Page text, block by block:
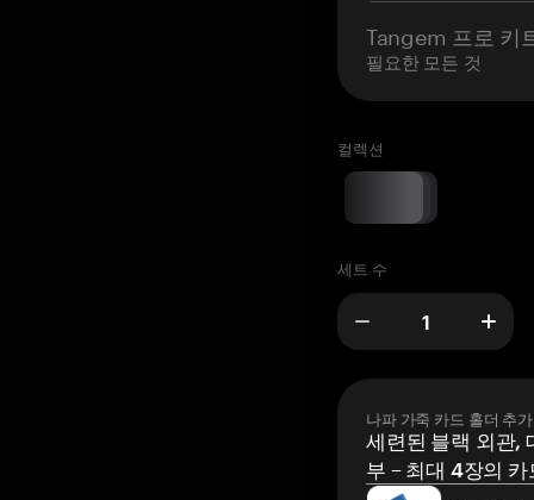
Tangem 프로 키
필요한 모든 것
컬렉션
세트 수
나파 가죽 카드 홀더 추가
세련된 블랙 외관,
부 – 최대 4장의